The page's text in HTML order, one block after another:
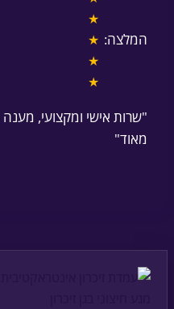
המלצה:
★
★
★
★
"שרות אישי ומקצועי,
מאוד"